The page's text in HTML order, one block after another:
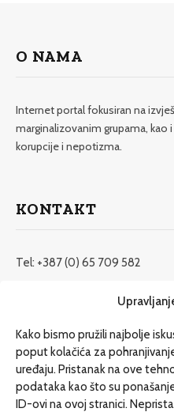
Kako bismo pružili najbolje
poput kolačića za
uređaju. Pristanak na ove
podataka kao što su
ID-ovi na ovoj stranici.
O NAMA
Internet portal fokusiran na
marginalizovanim grupama, kao
korupcije i nepotizma.
KONTAKT
Tel: +387 (0) 65 709 582
redakcija@etrafika.net
Dosije
Drugi pišu